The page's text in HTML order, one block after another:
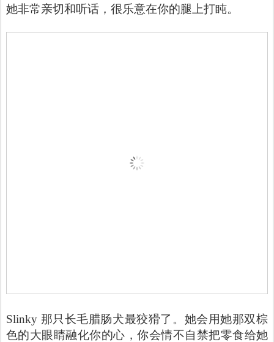
她非常亲切和听话，很乐意在你的腿上打盹。
Slinky 那只长毛腊肠犬最狡猾了。她会用她那双棕
色的大眼睛融化你的心，你会情不自禁把零食给她